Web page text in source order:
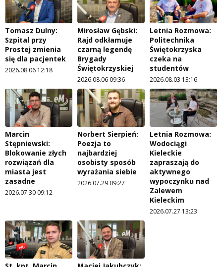
Tomasz Dulny:
Szpital przy
Prostej zmienia
się dla pacjentek
2026.08.06 12:18
Mirosław Gębski:
Rajd odkłamuje
czarną legendę
Brygady
Świętokrzyskiej
2026.08.06 09:36
Letnia Rozmowa:
Politechnika
Świętokrzyska
czeka na
studentów
2026.08.03 13:16
Marcin
Stępniewski:
Blokowanie złych
rozwiązań dla
miasta jest
zasadne
2026.07.30 09:12
Norbert Sierpień:
Poezja to
najbardziej
osobisty sposób
wyrażania siebie
2026.07.29 09:27
Letnia Rozmowa:
Wodociągi
Kieleckie
zapraszają do
aktywnego
wypoczynku nad
Zalewem
Kieleckim
2026.07.27 13:23